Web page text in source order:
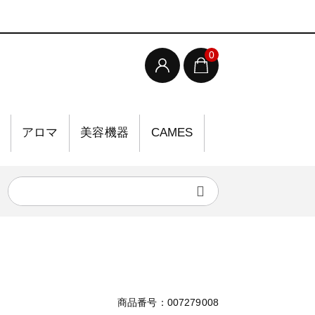
0
アロマ 美容機器 CAMES
商品番号：007279008